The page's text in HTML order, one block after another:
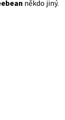
někdo jiný.